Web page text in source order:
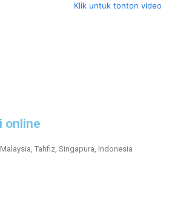
Klik untuk tonton video
online
Tahfiz, Singapura, Indonesia